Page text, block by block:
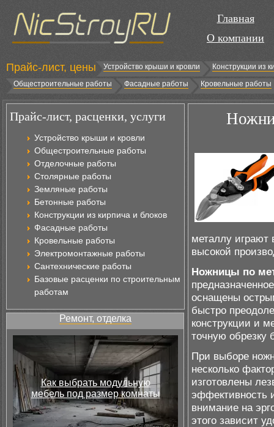
Главная
О компании
Прайс-лист, цены Устройство крыши и кровли
Конструкции из
Общестроительные работы
Фасадные работы Кровельные работы
Прайс-лист, расценки, услуги
Устройство крыши и кровли
Общестроительные работы
Отделочные работы
Столярные работы
Земляные работы
Бетонные работы
Конструкции из кирпича и блоков
Фасадные работы
Кровельные работы
Электромонтажные работы
Сантехнические работы
Базовые расценки по строительным
работам
Ремонт, отделка
Как выбрать модульную
мебель под размер комнаты
металлу играют
высокой
Ножницы по
оснащены
быстро
конструкции и
точную обрезку
При выборе
несколько
изготовлены
эффективность
внимание на
этого зависит